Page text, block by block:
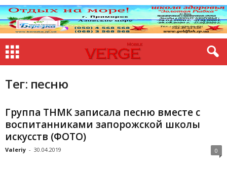
Тег: песню
Группа ТНМК записала песню вместе с
воспитанниками запорожской школы
искусств (ФОТО)
Valeriy - 30.04.2019 0